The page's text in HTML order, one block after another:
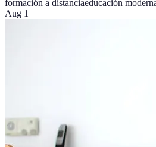
formación a distanciaeducación
Aug 1